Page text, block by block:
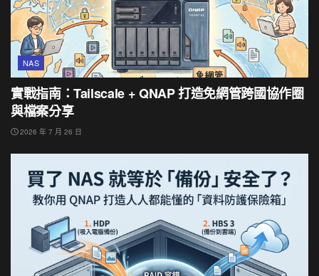
NAS
實戰指南：Tailscale + QNAP 打造免網管跨國協作圈
與檔案分享
2026 年 7 月 26 日